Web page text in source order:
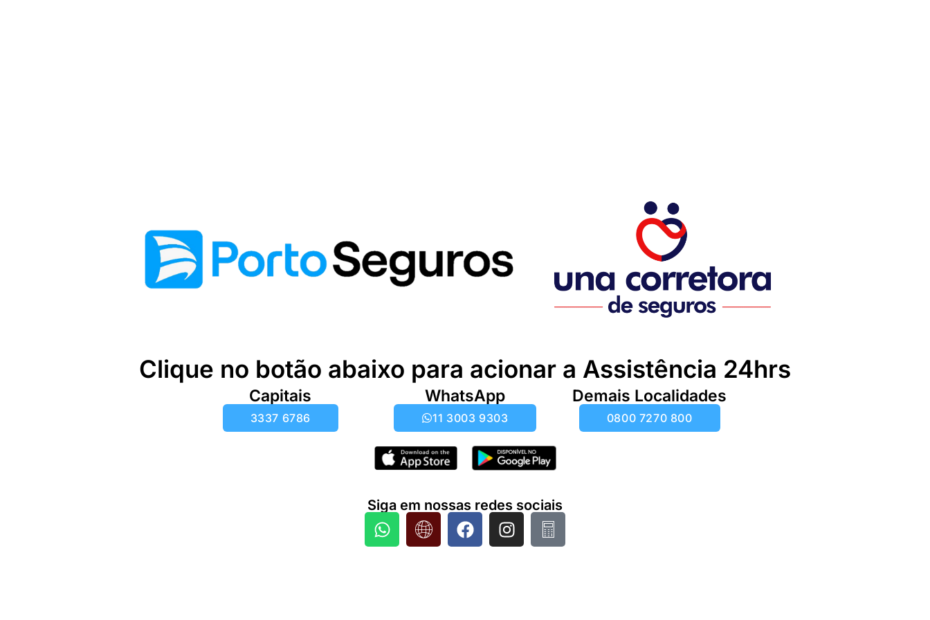
Clique no botão abaixo para acionar a Assistência 24hrs
Capitais
3337 6786
WhatsApp
11 3003 9303
Demais Localidades
0800 7270 800
Siga em nossas redes sociais